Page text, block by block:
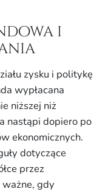
i
zysku i politykę
wypłacana
niższej niż
nastąpi dopiero po
ekonomicznych.
dotyczące
przez
gdy